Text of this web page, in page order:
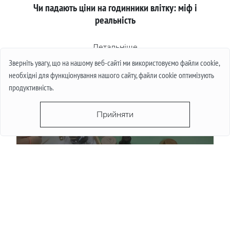
Зверніть увагу, що на нашому веб-сайті ми використовуємо файли cookie,
необхідні для функціонування нашого сайту, файли cookie оптимізують
продуктивність.
Прийняти
Чи падають ціни на годинники влітку: міф і
реальність
Детальніше